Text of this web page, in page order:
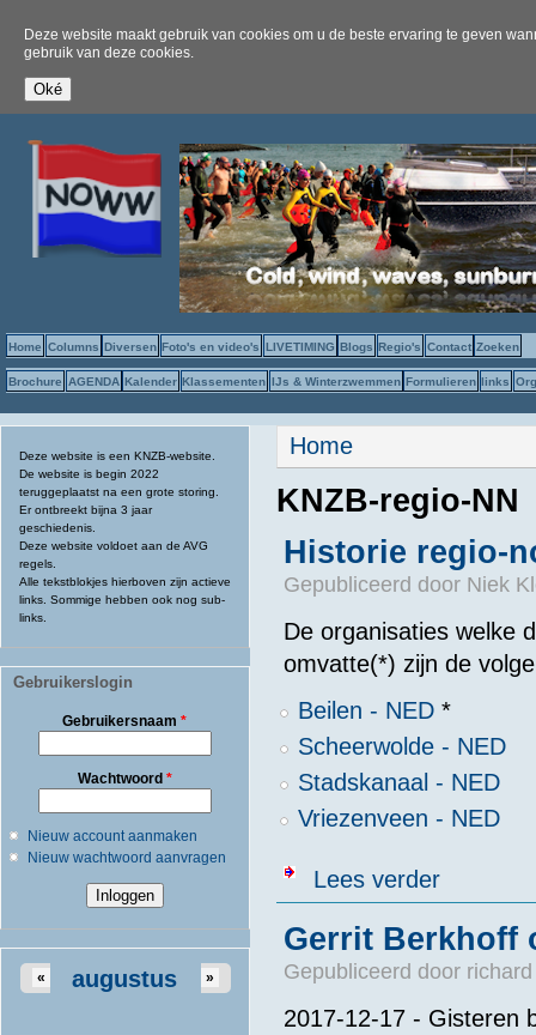
Deze website maakt gebruik van cookies om u de beste ervaring te geven
gebruik van deze cookies.
Home Columns Diversen Foto's en video's LIVETIMING Blogs Regio's Contact Zoeken
Brochure AGENDA Kalender Klassementen IJs & Winterzwemmen Formulieren links
Deze website is een KNZB-website.
De website is begin 2022
teruggeplaatst na een grote storing.
Er ontbreekt bijna 3 jaar
geschiedenis.
Deze website voldoet aan de AVG
regels.
Alle tekstblokjes hierboven zijn actieve
links. Sommige hebben ook nog sub-
links.
Gebruikerslogin
Gebruikersnaam*
Wachtwoord *
Nieuw account aanmaken
Nieuw wachtwoord aanvragen
augustus
« »
U bent hier
Home
KNZB-regio-NN
Historie regio-
Gepubliceerd door Niek
De organisaties welke
omvatte(*) zijn de
Beilen - NED *
Scheerwolde - NED
Stadskanaal - NED
Vriezenveen - NED
Lees verderover Historie
Gerrit Berkhoff
Gepubliceerd door
2017-12-17 - Gisteren